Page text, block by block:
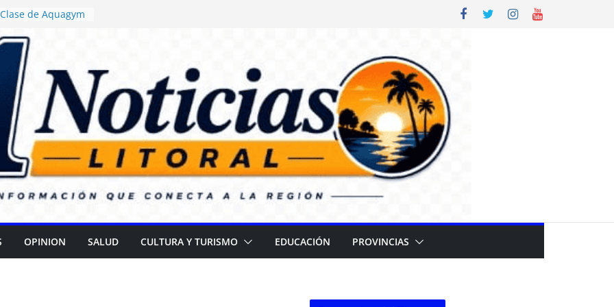
de Aquagym
ordenó
de alimentos con
en escuelas
Daniel Rossi
Centro de Salud
II
campaña para
cataratas
Gran
Día de las
OPINION SALUD CULTURA Y TURISMO EDUCACIÓN PROVINCIAS